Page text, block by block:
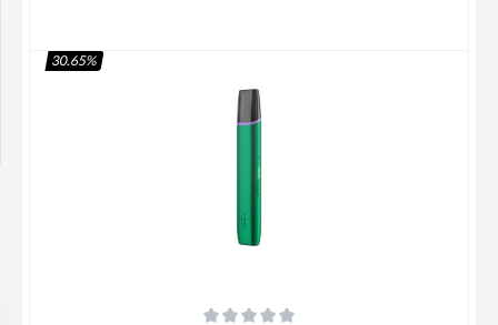
Details
30.65%